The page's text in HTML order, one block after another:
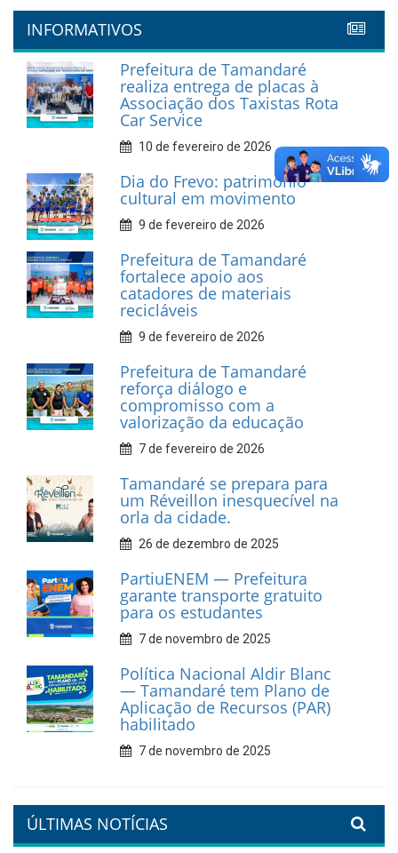
INFORMATIVOS
Prefeitura de Tamandaré
realiza entrega de placas à
Associação dos Taxistas Rota
Car Service
10 de fevereiro de 2026
Dia do Frevo: patrimônio
cultural em movimento
9 de fevereiro de 2026
Prefeitura de Tamandaré
fortalece apoio aos
catadores de materiais
recicláveis
9 de fevereiro de 2026
Prefeitura de Tamandaré
reforça diálogo e
compromisso com a
valorização da educação
7 de fevereiro de 2026
orla da cidade.